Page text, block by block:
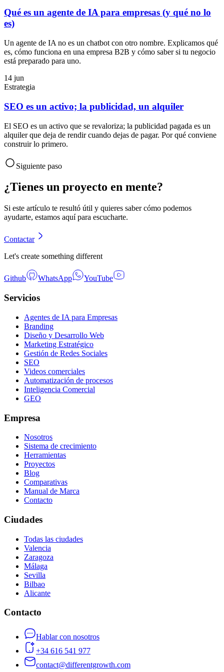
Qué es un agente de IA para empresas (y qué no lo
es)
Un agente de IA no es un chatbot con otro nombre. Explicamos qué
es, cómo funciona en una empresa B2B y cómo saber si tu negocio
está preparado para uno.
14 jun
Estrategia
SEO es un activo; la publicidad, un alquiler
El SEO es un activo que se revaloriza; la publicidad pagada es un
alquiler que deja de rendir cuando dejas de pagar. Por qué conviene
construir lo primero.
Siguiente paso
¿Tienes un proyecto en mente?
Si este artículo te resultó útil y quieres saber cómo podemos
ayudarte, estamos aquí para escucharte.
Contactar
Let's create something different
Github WhatsApp YouTube
Servicios
Agentes de IA para Empresas
Branding
Diseño y Desarrollo Web
Marketing Estratégico
Gestión de Redes Sociales
SEO
Videos comerciales
Automatización de procesos
Inteligencia Comercial
GEO
Empresa
Nosotros
Sistema de crecimiento
Herramientas
Proyectos
Blog
Comparativas
Manual de Marca
Contacto
Ciudades
Todas las ciudades
Valencia
Zaragoza
Málaga
Sevilla
Bilbao
Alicante
Contacto
Hablar con nosotros
+34 616 541 977
contact@differentgrowth.com